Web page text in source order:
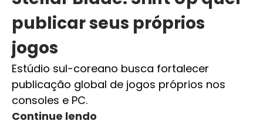
publicar seus próprios
jogos
Estúdio sul-coreano busca fortalecer
publicação global de jogos próprios nos
consoles e PC.
Continue lendo